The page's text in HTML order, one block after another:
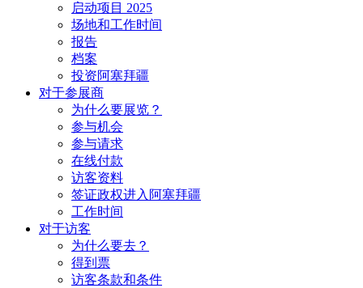
启动项目 2025
场地和工作时间
报告
档案
投资阿塞拜疆
对于参展商
为什么要展览？
参与机会
参与请求
在线付款
访客资料
签证政权进入阿塞拜疆
工作时间
对于访客
为什么要去？
得到票
访客条款和条件